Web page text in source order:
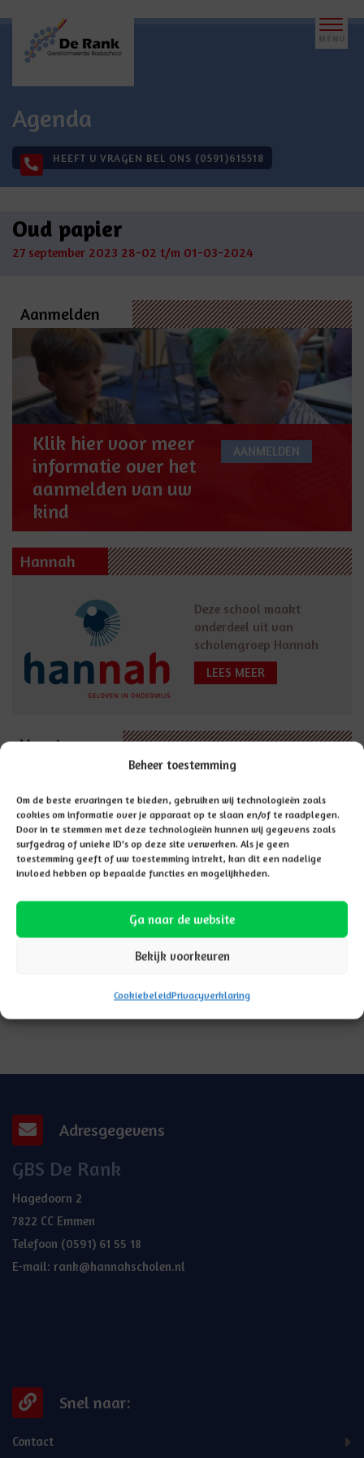
Beheer toestemming
Om de beste ervaringen te bieden, gebruiken wij technologieën zoals
cookies om informatie over je apparaat op te slaan en/of te raadplegen.
Door in te stemmen met deze technologieën kunnen wij gegevens zoals
surfgedrag of unieke ID's op deze site verwerken. Als je geen
toestemming geeft of uw toestemming intrekt, kan dit een nadelige
invloed hebben op bepaalde functies en mogelijkheden.
Ga naar de website
Bekijk voorkeuren
CookiebeleidPrivacyverklaring
Agenda
HEEFT U VRAGEN BEL ONS (0591)615518
Oud papier
27 september 2023 28-02 t/m 01-03-2024
Aanmelden
Klik hier voor meer
informatie over het
aanmelden van uw
kind
AANMELDEN
Hannah
Deze school maakt
onderdeel uit van
scholengroep Hannah
LEES MEER
Vacatures
Adresgegevens
GBS De Rank
Hagedoorn 2
7822 CC Emmen
Telefoon (0591) 61 55 18
E-mail: rank@hannahscholen.nl
Snel naar:
Contact